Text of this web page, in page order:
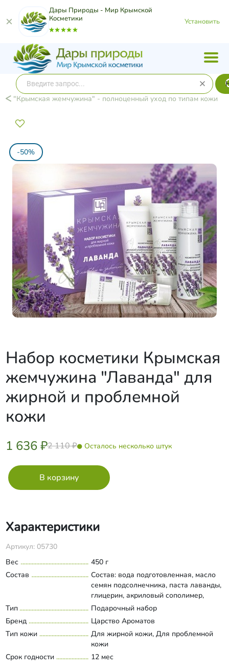
Дары Природы - Мир Крымской
Косметики
Установить
"Крымская жемчужина" - полноценный уход по типам кожи
-50%
Набор косметики Крымская
жемчужина "Лаванда" для
жирной и проблемной
кожи
1 636 ₽2 110 ₽ Осталось несколько штук
Характеристики
Артикул: 05730
Вес
450 г
Состав
Состав: вода подготовленная, масло
семян подсолнечника, паста лаванды,
глицерин, акриловый сополимер,
масла лесного ореха, жожоба,
экстракты лаванды, облепихи, мяты,
мелиссы, СК-СО2 купаж экстрактов
коры березы, косточек граната, семян
огурец, корня одуванчика, аллантоин,
оксид цинка, витамин А, бензойная
Развернуть состав
Тип
Подарочный набор
Бренд
Царство Ароматов
Тип кожи
Для жирной кожи, Для проблемной
кожи
Срок годности
12 мес